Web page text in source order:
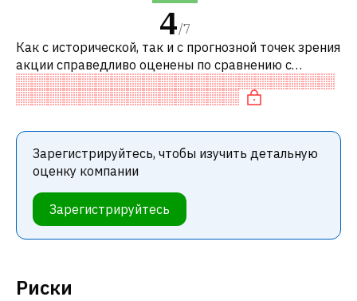
Риски
4/7
Как с исторической, так и с прогнозной точек зрения
акции справедливо оценены по сравнению с
аналогичными акциями. В частности, акция
компании разумно оценена по P/E и сп
Зарегистрируйтесь, чтобы изучить детальную
оценку компании
Зарегистрируйтесь